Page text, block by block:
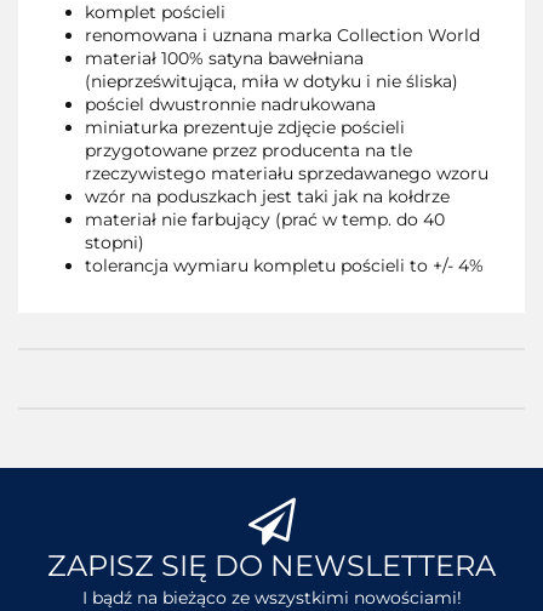
komplet pościeli
renomowana i uznana marka Collection World
materiał 100% satyna bawełniana
(nieprześwitująca, miła w dotyku i nie śliska)
pościel dwustronnie nadrukowana
miniaturka prezentuje zdjęcie pościeli
przygotowane przez producenta na tle
rzeczywistego materiału sprzedawanego wzoru
wzór na poduszkach jest taki jak na kołdrze
materiał nie farbujący (prać w temp. do 40
stopni)
tolerancja wymiaru kompletu pościeli to +/- 4%
ZAPISZ SIĘ DO NEWSLETTERA
I bądź na bieżąco ze wszystkimi nowościami!